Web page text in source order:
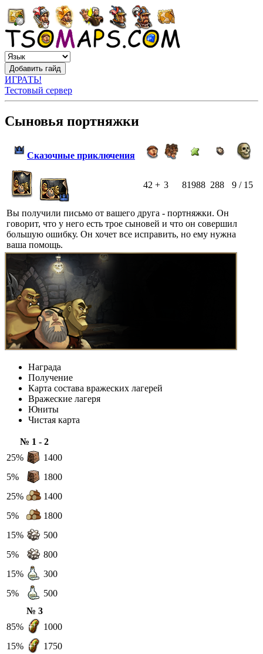
ИГРАТЬ!
Тестовый сервер
Сыновья портняжки
Сказочные приключения
42 + 3 81988 288 9 / 15
Вы получили письмо от вашего друга - портняжки. Он
говорит, что у него есть трое сыновей и что он совершил
большую ошибку. Он хочет все исправить, но ему нужна
ваша помощь.
Награда
Получение
Карта состава вражеских лагерей
Вражеские лагеря
Юниты
Чистая карта
№ 1 - 2
25%
1400
5%
1800
25%
1400
5%
1800
15%
500
5%
800
15%
300
5%
500
№ 3
85%
1000
15%
1750